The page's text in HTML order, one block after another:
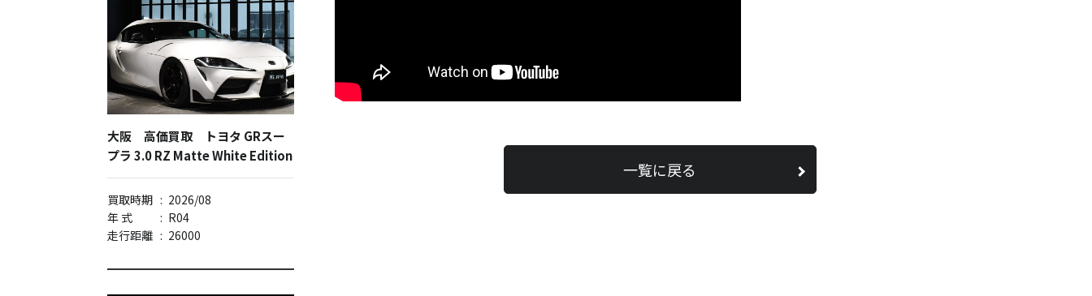
大阪 高価買取 トヨタ GRスー
プラ 3.0 RZ Matte White Edition
買取時期 : 2026/08
年 式
: R04
走行距離 : 26000
一覧に戻る